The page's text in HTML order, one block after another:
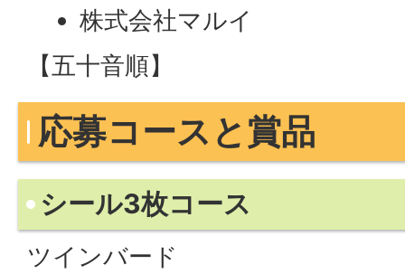
株式会社マルイ
【五十音順】
応募コースと賞品
シール3枚コース
ツインバード